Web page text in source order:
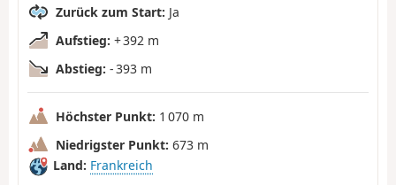
Zurück zum Start: Ja
Aufstieg: + 392 m
Abstieg: - 393 m
Höchster Punkt: 1 070 m
Niedrigster Punkt: 673 m
Land: Frankreich